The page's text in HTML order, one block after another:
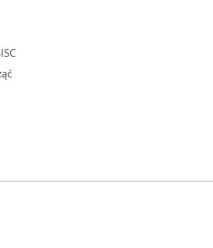
strona otwiera się w nowym oknie